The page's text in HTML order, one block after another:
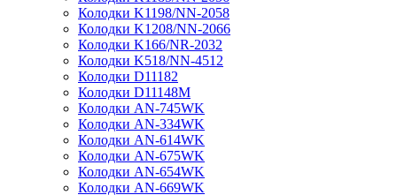
Колодки K1198/NN-2058
Колодки K1208/NN-2066
Колодки K166/NR-2032
Колодки K518/NN-4512
Колодки D11182
Колодки D11148M
Колодки AN-745WK
Колодки AN-334WK
Колодки AN-614WK
Колодки AN-675WK
Колодки AN-654WK
Колодки AN-669WK